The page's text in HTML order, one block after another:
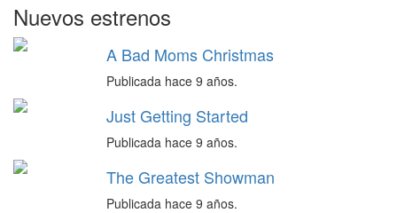
Nuevos estrenos
A Bad Moms Christmas
Publicada hace 9 años.
Just Getting Started
Publicada hace 9 años.
The Greatest Showman
Publicada hace 9 años.